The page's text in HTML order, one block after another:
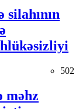
502
məhz